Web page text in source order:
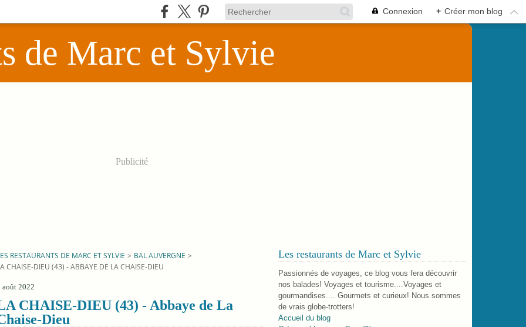
Connexion + Créer mon blog
de Marc et Sylvie
Publicité
RESTAURANTS DE MARC ET SYLVIE > BAL AUVERGNE >
CHAISE-DIEU (43) - ABBAYE DE LA CHAISE-DIEU
août 2022
CHAISE-DIEU (43) - Abbaye de La
Dieu
Les restaurants de Marc et Sylvie
Passionnés de voyages, ce blog vous fera découvrir
nos balades! Voyages et tourisme....Voyages et
gourmandises.... Gourmets et curieux! Nous sommes
de vrais globe-trotters!
Accueil du blog